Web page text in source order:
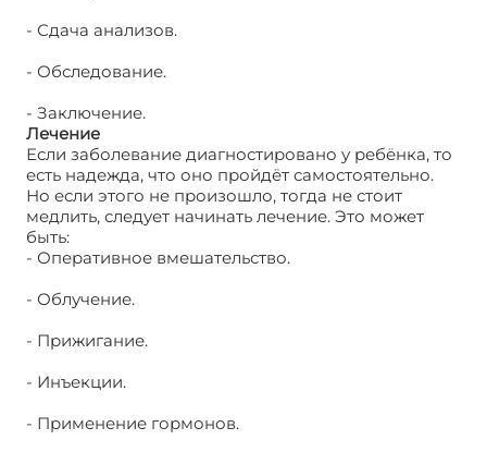
- Сдача анализов.
- Обследование.
- Заключение.
Лечение
Если заболевание диагностировано у ребёнка, то
есть надежда, что оно пройдёт самостоятельно.
Но если этого не произошло, тогда не стоит
медлить, следует начинать лечение. Это может
быть:
- Оперативное вмешательство.
- Облучение.
- Прижигание.
- Инъекции.
- Применение гормонов.